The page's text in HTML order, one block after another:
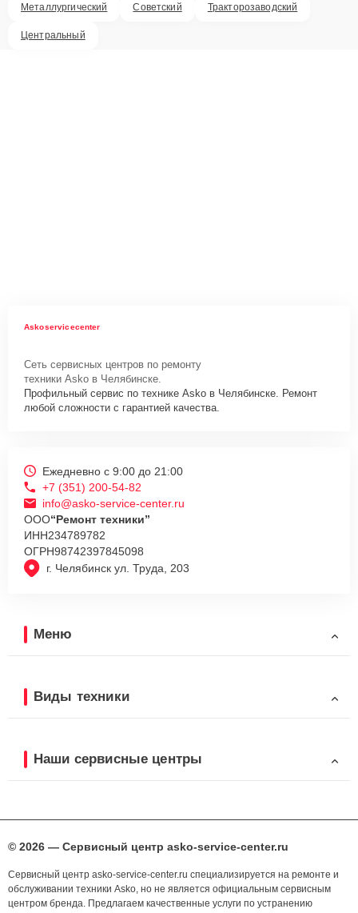
Металлургический Советский Тракторозаводский
Центральный
Askoservicecenter
Сеть сервисных центров по ремонту
техники Asko в Челябинске.
Профильный сервис по технике Asko в Челябинске. Ремонт
любой сложности с гарантией качества.
г. Челябинск ул. Труда, 203
Ежедневно с 9:00 до 21:00
+7 (351) 200-54-82
info@asko-service-center.ru
ООО“Ремонт техники”
ИНН234789782
ОГРН98742397845098
Меню
Виды техники
Наши сервисные центры
© 2026 — Сервисный центр asko-service-center.ru
Сервисный центр asko-service-center.ru специализируется на ремонте и
обслуживании техники Asko, но не является официальным сервисным
центром бренда. Предлагаем качественные услуги по устранению